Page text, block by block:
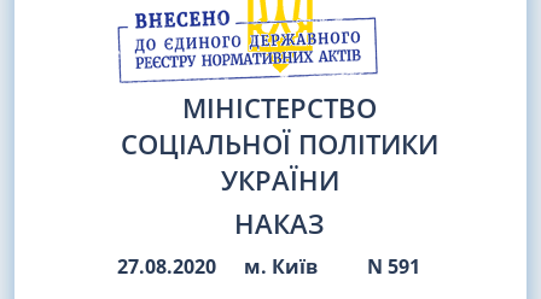
МІНІСТЕРСТВО
СОЦІАЛЬНОЇ ПОЛІТИКИ
УКРАЇНИ
НАКАЗ
27.08.2020 м. Київ N 591